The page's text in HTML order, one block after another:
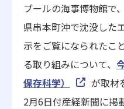
地歴甲子園
ブールの海事博物館で
県串本町沖で沈没した
示をご覧になられたこ
る取り組みについて、
保存科学）
が取材
2月6日付産経新聞に掲